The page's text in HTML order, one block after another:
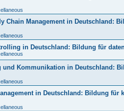
Chain Management in Deutschland:
in Deutschland: Bildung für
Kommunikation in Deutschland:
in Deutschland: Bildung für